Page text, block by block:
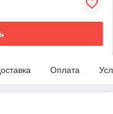
Оплата